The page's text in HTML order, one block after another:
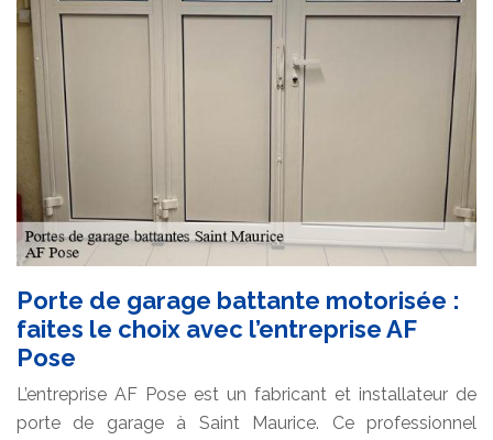
Porte de garage battante motorisée :
faites le choix avec l’entreprise AF
Pose
L’entreprise AF Pose est un fabricant et installateur de
porte de garage à Saint Maurice. Ce professionnel